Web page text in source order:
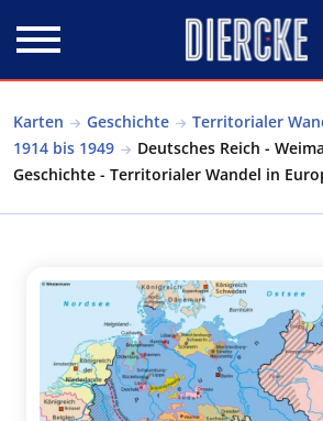
Karten Geschichte
Territorialer
1914 bis 1949
Deutsches Reich -
Geschichte - Territorialer Wandel in